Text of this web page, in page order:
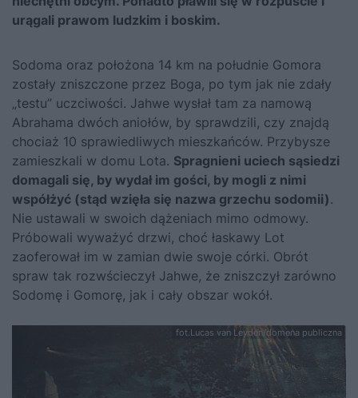
urągali prawom ludzkim i boskim.
Sodoma oraz położona 14 km na południe Gomora
zostały zniszczone przez Boga, po tym jak nie zdały
„testu” uczciwości. Jahwe wysłał tam za namową
Abrahama dwóch aniołów, by sprawdzili, czy znajdą
chociaż 10 sprawiedliwych mieszkańców. Przybysze
zamieszkali w domu Lota. Spragnieni uciech sąsiedzi
domagali się, by wydał im gości, by mogli z nimi
współżyć (stąd wzięła się nazwa grzechu sodomii).
Nie ustawali w swoich dążeniach mimo odmowy.
Próbowali wyważyć drzwi, choć łaskawy Lot
zaoferował im w zamian dwie swoje córki. Obrót
spraw tak rozwścieczył Jahwe, że zniszczył zarówno
Sodomę i Gomorę, jak i cały obszar wokół.
fot.Lucas van Leyden/domena publiczna